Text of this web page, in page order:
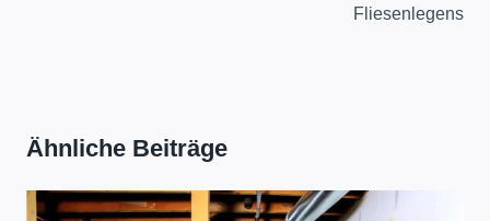
Fliesenlegens
Ähnliche Beiträge